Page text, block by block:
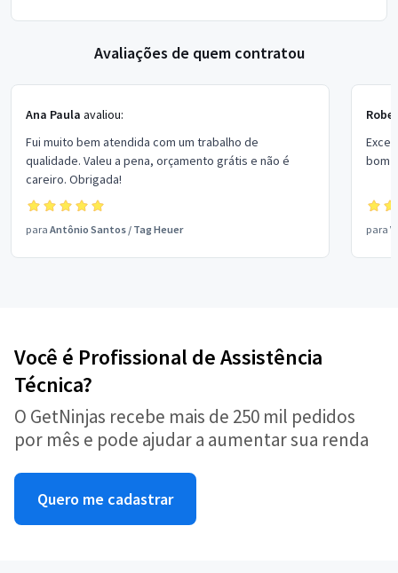
Avaliações de quem contratou
Ana Paula avaliou:
Fui muito bem atendida com um trabalho de
qualidade. Valeu a pena, orçamento grátis e não é
careiro. Obrigada!
para Antônio Santos / Tag Heuer
bom
para
Você é Profissional de Assistência
Técnica?
O GetNinjas recebe mais de 250 mil pedidos
por mês e pode ajudar a aumentar sua renda
Quero me cadastrar